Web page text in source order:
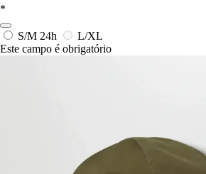
*
S/M 24h
L/XL
Este campo é obrigatório